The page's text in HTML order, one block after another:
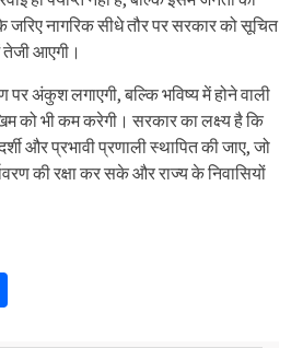
जरिए नागरिक सीधे तौर पर सरकार को सूचित
तेजी आएगी।
अंकुश लगाएगी, बल्कि भविष्य में होने वाली
को भी कम करेगी। सरकार का लक्ष्य है कि
और प्रभावी प्रणाली स्थापित की जाए, जो
की रक्षा कर सके और राज्य के निवासियों
Share